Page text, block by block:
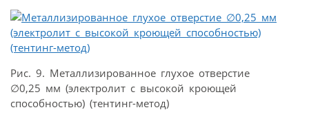
Рис. 9. Металлизированное глухое отверстие
∅0,25 мм (электролит с высокой кроющей
способностью) (тентинг-метод)